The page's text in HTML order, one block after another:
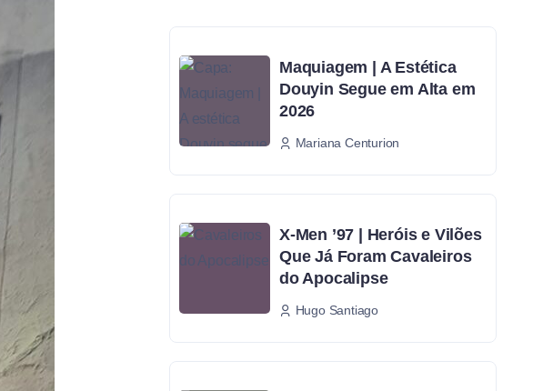
Maquiagem | A Estética
Douyin Segue em Alta em
2026
Mariana Centurion
X-Men ’97 | Heróis e Vilões
Que Já Foram Cavaleiros
do Apocalipse
Hugo Santiago